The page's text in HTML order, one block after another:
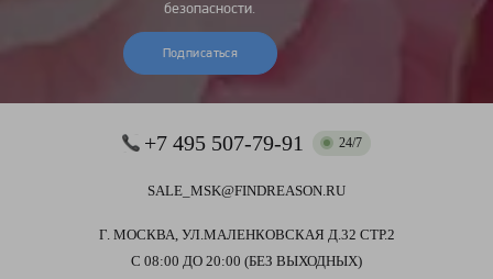
безопасности.
Подписаться
+7 495 507-79-91 24/7
SALE_MSK@FINDREASON.RU
Г. МОСКВА, УЛ.МАЛЕНКОВСКАЯ Д.32 СТР.2
С 08:00 ДО 20:00 (БЕЗ ВЫХОДНЫХ)